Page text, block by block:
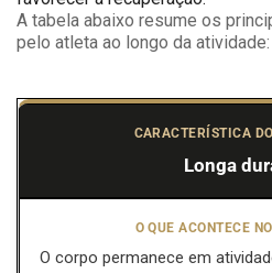
A tabela abaixo resume os
pelo atleta ao longo da atividade:
Longa
O corpo permanece em